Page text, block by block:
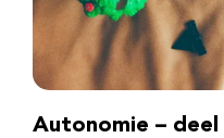
Autonomie – deel